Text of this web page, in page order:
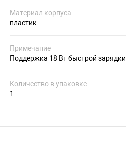
Материал корпуса
пластик
Примечание
Поддержка 18 Вт быстрой зарядки
Количество в упаковке
1